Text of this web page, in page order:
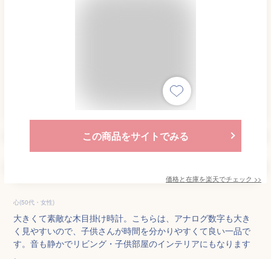
この商品をサイトでみる
価格と在庫を楽天でチェック >>
心(50代・女性)
大きくて素敵な木目掛け時計。こちらは、アナログ数字も大き
く見やすいので、子供さんが時間を分かりやすくて良い一品で
す。音も静かでリビング・子供部屋のインテリアにもなります
。